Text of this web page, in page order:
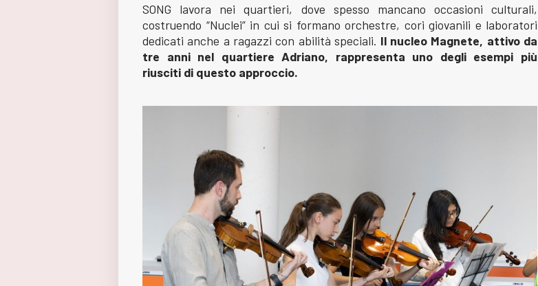
SONG lavora nei quartieri, dove spesso mancano occasioni culturali,
costruendo “Nuclei” in cui si formano orchestre, cori giovanili e laboratori
dedicati anche a ragazzi con abilità speciali. Il nucleo Magnete, attivo da
tre anni nel quartiere Adriano, rappresenta uno degli esempi più
riusciti di questo approccio.